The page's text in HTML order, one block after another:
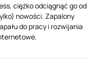
ciężko odciągnąć go od
nowości. Zapalony
do pracy i rozwijania